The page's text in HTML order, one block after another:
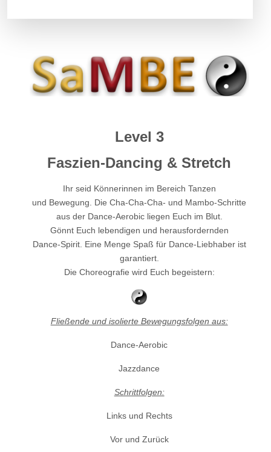
Level 3
Faszien-Dancing & Stretch
Ihr seid Könnerinnen im Bereich Tanzen
und Bewegung. Die Cha-Cha-Cha- und Mambo-Schritte
aus der Dance-Aerobic liegen Euch im Blut.
Gönnt Euch lebendigen und herausfordernden
Dance-Spirit. Eine Menge Spaß für Dance-Liebhaber ist
garantiert.
Die Choreografie wird Euch begeistern:
Fließende und isolierte Bewegungsfolgen aus:
Dance-Aerobic
Jazzdance
Schrittfolgen:
Links und Rechts
Vor und Zurück